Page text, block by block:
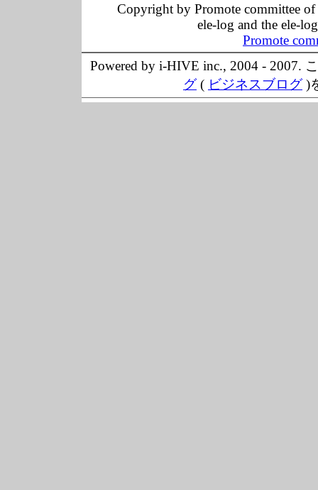
Copyright by Promote committee
ele-log and the ele-
Promote
Powered by i-HIVE inc., 2004 - 2007.
グ( ビジネスブログ)